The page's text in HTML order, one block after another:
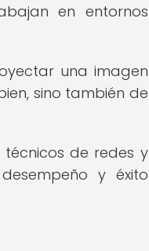
en entornos
una imagen
sino también de
de redes y
y éxito